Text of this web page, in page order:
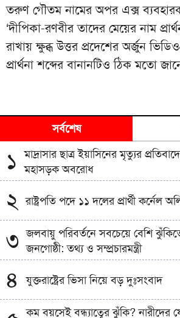
তরুণ গৌতম নামের অপর এক্স
‘দীপিকা-রণবীর তাদের মেয়ের নাম
রাখায় ক্ষুব্ধ উত্তর প্রদেশের অর্জুন
প্রার্থনা শব্দের বানানটিও ঠিক মতো
সর্বশেষ
১ মাদ্রাসার ছাত্র ইয়াসিনের মৃত্যুর
মহাসড়ক অবরোধ
২ রাষ্ট্রপতি পদে ১১ দলের প্রার্থী কর্নেল
৩ জলবায়ু পরিবর্তনে সবচেয়ে বেশি
জনগোষ্ঠী: তথ্য ও সম্প্রচারমন্ত্রী
৪ যুক্তরাষ্ট্রের ভিসা নিয়ে বড় দুঃসংবাদ
কম বয়সেই বন্ধ্যাত্বের ঝুঁকি? নারীদের